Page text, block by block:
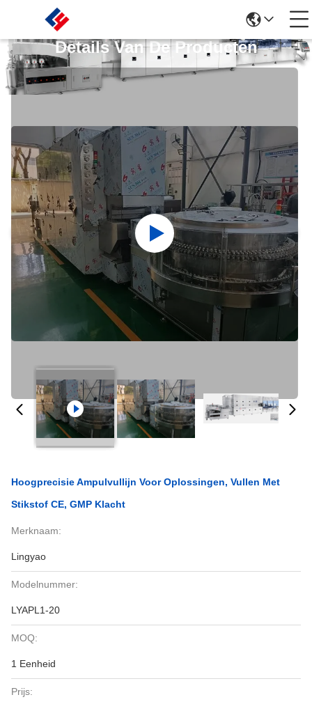
Details Van De Producten
Hoogprecisie Ampulvullijn Voor Oplossingen, Vullen Met
Stikstof CE, GMP Klacht
Merknaam:
Lingyao
Modelnummer:
LYAPL1-20
MOQ:
1 Eenheid
Prijs: